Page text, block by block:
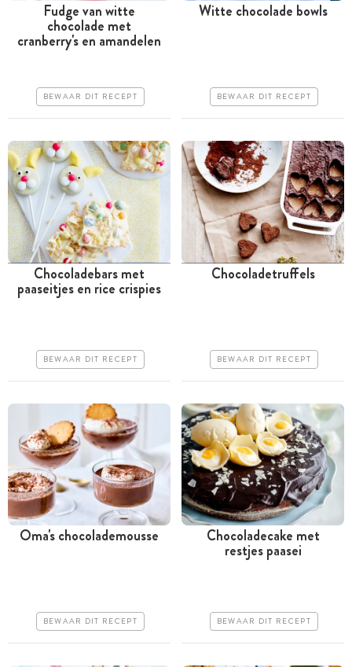
Meer dan 1 uur
Makkelijk
Fudge van witte
chocolade met
cranberry's en amandelen
BEWAAR DIT RECEPT Makkelijk
Witte chocolade bowls
BEWAAR DIT RECEPT
Minder dan 30 minuten
Erg makkelijk
Chocoladebars met
paaseitjes en rice crispies
BEWAAR DIT RECEPT Erg makkelijk
Chocoladetruffels
BEWAAR DIT RECEPT
Erg makkelijk
Oma's chocolademousse
BEWAAR DIT RECEPT
Meer dan 1 uur
Makkelijk
Chocoladecake met
restjes paasei
BEWAAR DIT RECEPT